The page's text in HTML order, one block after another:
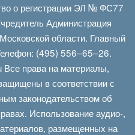
о регистрации ЭЛ № ФС77
Администрация
области. Главный
(495) 556–65–26.
Все права на материалы,
в соответствии с
законодательством об
Использование аудио-,
размещенных на